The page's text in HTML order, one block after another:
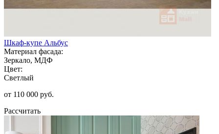
Шкаф-купе Альбус
Материал фасада:
Зеркало, МДФ
Цвет:
Светлый
от 110 000 руб.
Рассчитать